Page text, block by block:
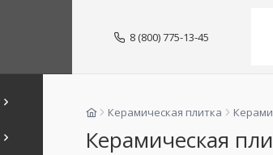
8 (800) 775-13-45
Керамическая плитка
Керамическая